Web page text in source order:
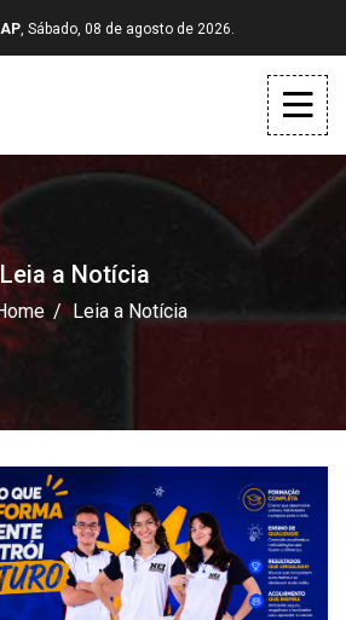
, Sábado, 08 de agosto de 2026.
Leia a Notícia
Leia a Notícia